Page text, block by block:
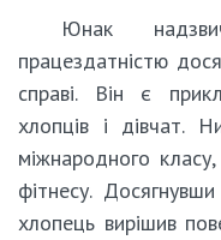
Юнак
працездатністю
справі. Він є
хлопців і дівчат.
міжнародного
фітнесу.
хлопець вирішив